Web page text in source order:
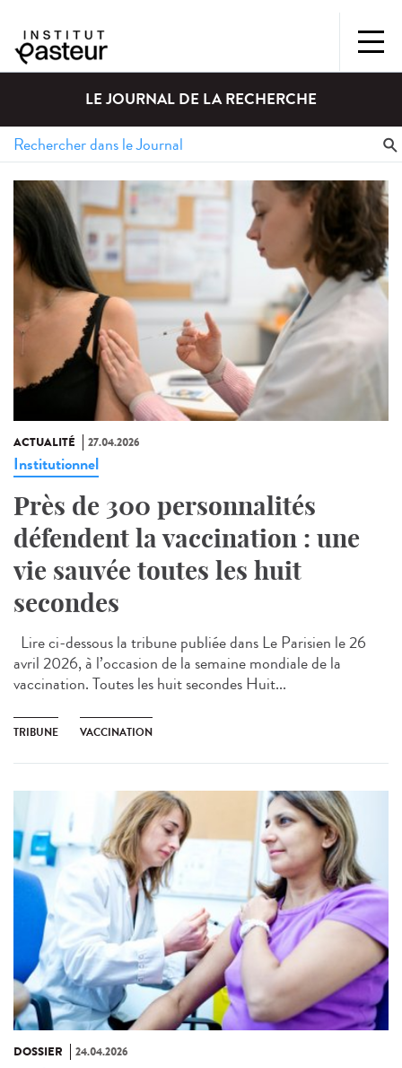
LE JOURNAL DE LA RECHERCHE
ACTUALITÉ 27.04.2026
Institutionnel
Près de 300 personnalités
défendent la vaccination : une
vie sauvée toutes les huit
secondes
Lire ci-dessous la tribune publiée dans Le Parisien le 26
avril 2026, à l’occasion de la semaine mondiale de la
vaccination. Toutes les huit secondes Huit...
TRIBUNE VACCINATION
DOSSIER 24.04.2026